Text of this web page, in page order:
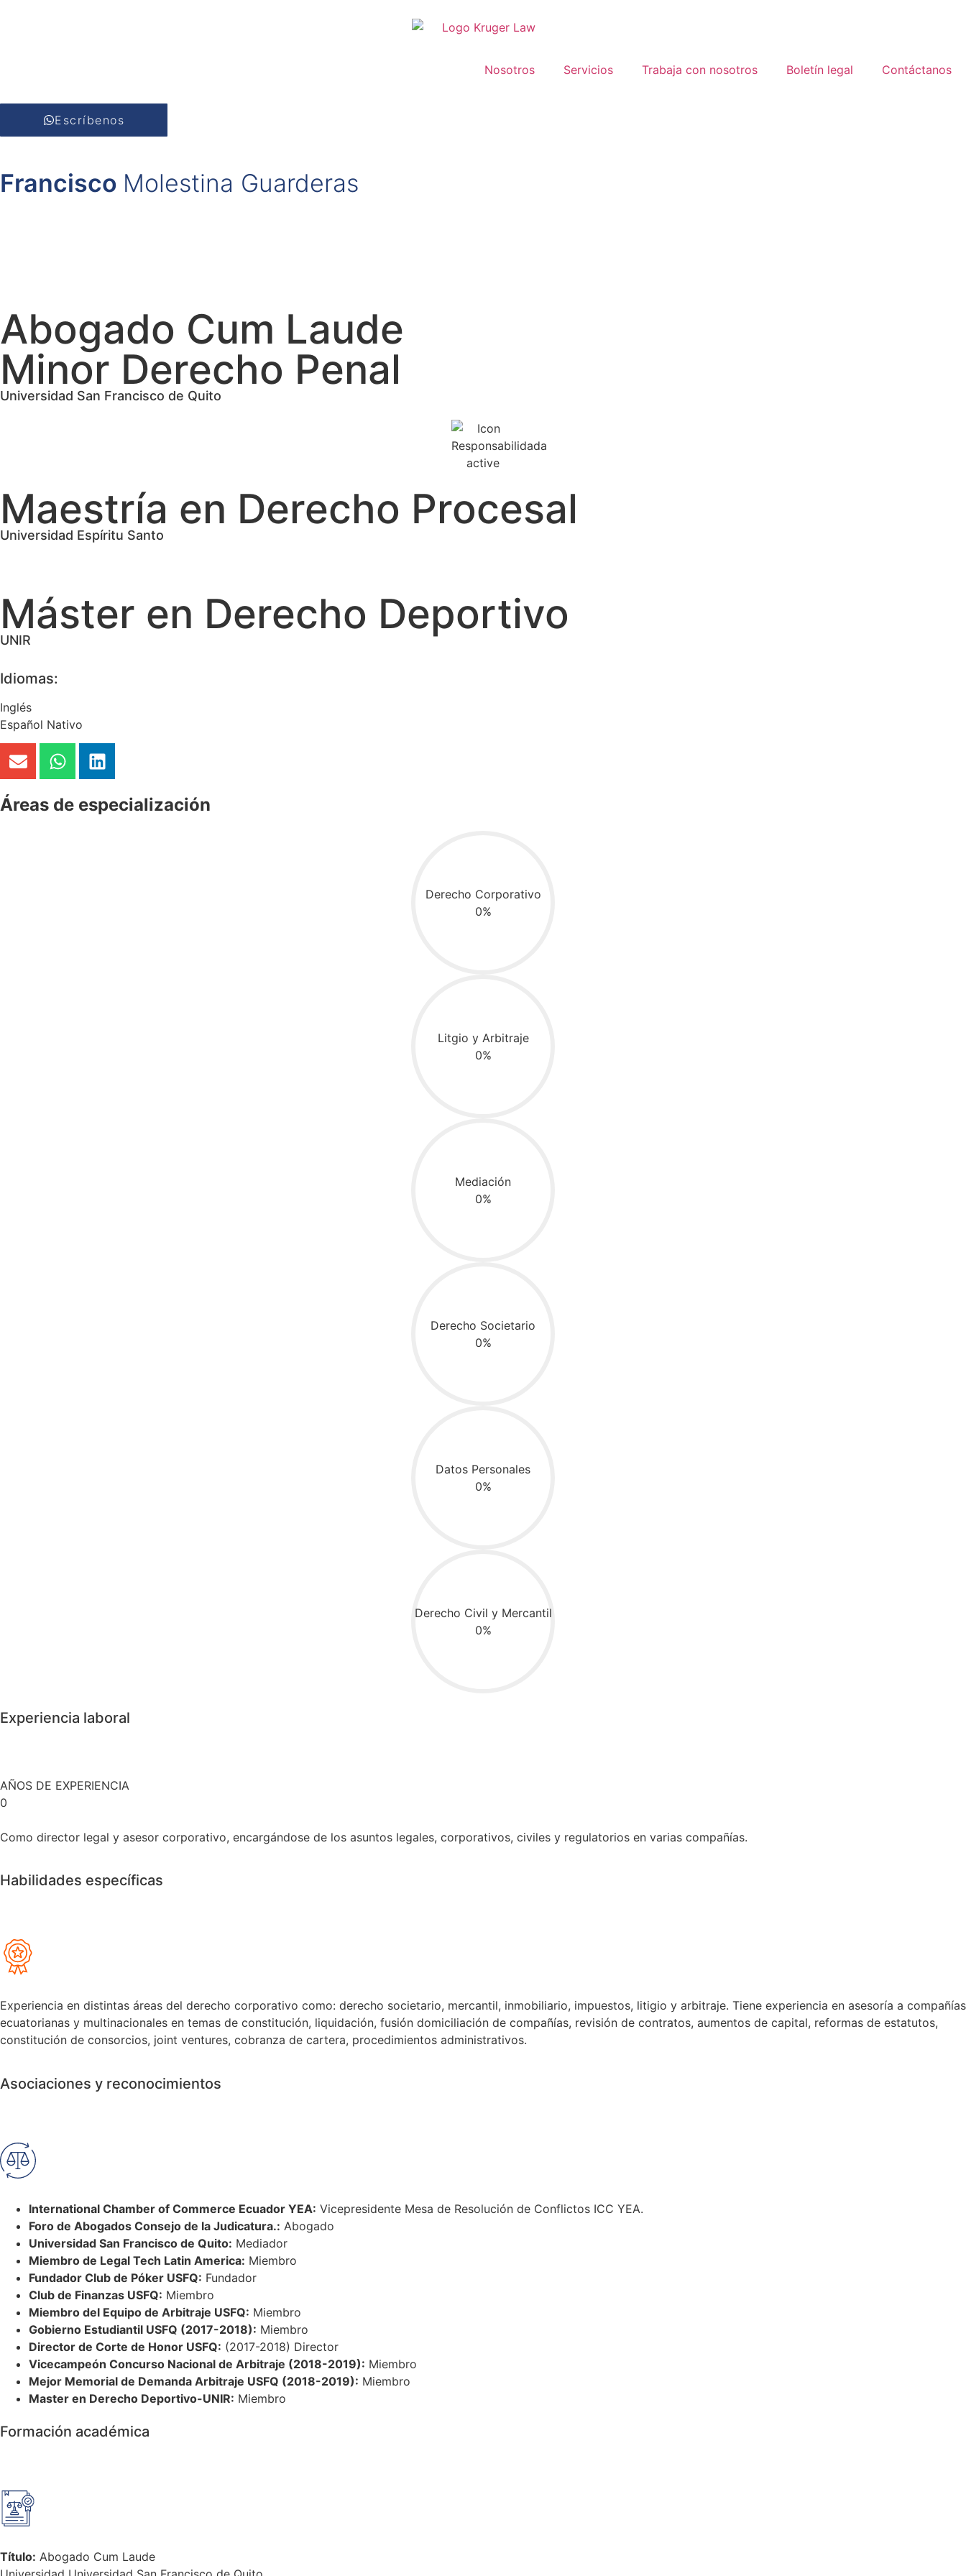
Nosotros Servicios Trabaja con nosotros Boletín legal Contáctanos
Escríbenos
Francisco Molestina Guarderas
Abogado Cum Laude
Minor Derecho Penal
Universidad San Francisco de Quito
Maestría en Derecho Procesal
Universidad Espíritu Santo
Máster en Derecho Deportivo
UNIR
Idiomas:
Inglés
Español Nativo
Áreas de especialización
Derecho Corporativo
0%
Litgio y Arbitraje
0%
Mediación
0%
Derecho Societario
0%
Datos Personales
0%
Derecho Civil y Mercantil
0%
Experiencia laboral
AÑOS DE EXPERIENCIA
0
Como director legal y asesor corporativo, encargándose de los asuntos legales, corporativos, civiles y regulatorios en varias compañías.
Habilidades específicas
Experiencia en distintas áreas del derecho corporativo como: derecho societario, mercantil, inmobiliario, impuestos, litigio y arbitraje. Tiene experiencia en asesoría a compañías
ecuatorianas y multinacionales en temas de constitución, liquidación, fusión domiciliación de compañías, revisión de contratos, aumentos de capital, reformas de estatutos,
constitución de consorcios, joint ventures, cobranza de cartera, procedimientos administrativos.
Asociaciones y reconocimientos
International Chamber of Commerce Ecuador YEA: Vicepresidente Mesa de Resolución de Conflictos ICC YEA.
Foro de Abogados Consejo de la Judicatura.: Abogado
Universidad San Francisco de Quito: Mediador
Miembro de Legal Tech Latin America: Miembro
Fundador Club de Póker USFQ: Fundador
Club de Finanzas USFQ: Miembro
Miembro del Equipo de Arbitraje USFQ: Miembro
Gobierno Estudiantil USFQ (2017-2018): Miembro
Director de Corte de Honor USFQ: (2017-2018) Director
Vicecampeón Concurso Nacional de Arbitraje (2018-2019): Miembro
Mejor Memorial de Demanda Arbitraje USFQ (2018-2019): Miembro
Master en Derecho Deportivo-UNIR: Miembro
Formación académica
Título: Abogado Cum Laude